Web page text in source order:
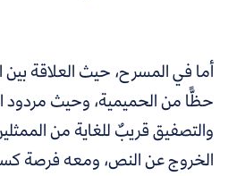
أما في المسرح، حيث العلاقة بين
حظًّا من الحميمية، وحيث مردود
والتصفيق قريبٌ للغاية من
الخروج عن النص، ومعه فرصة